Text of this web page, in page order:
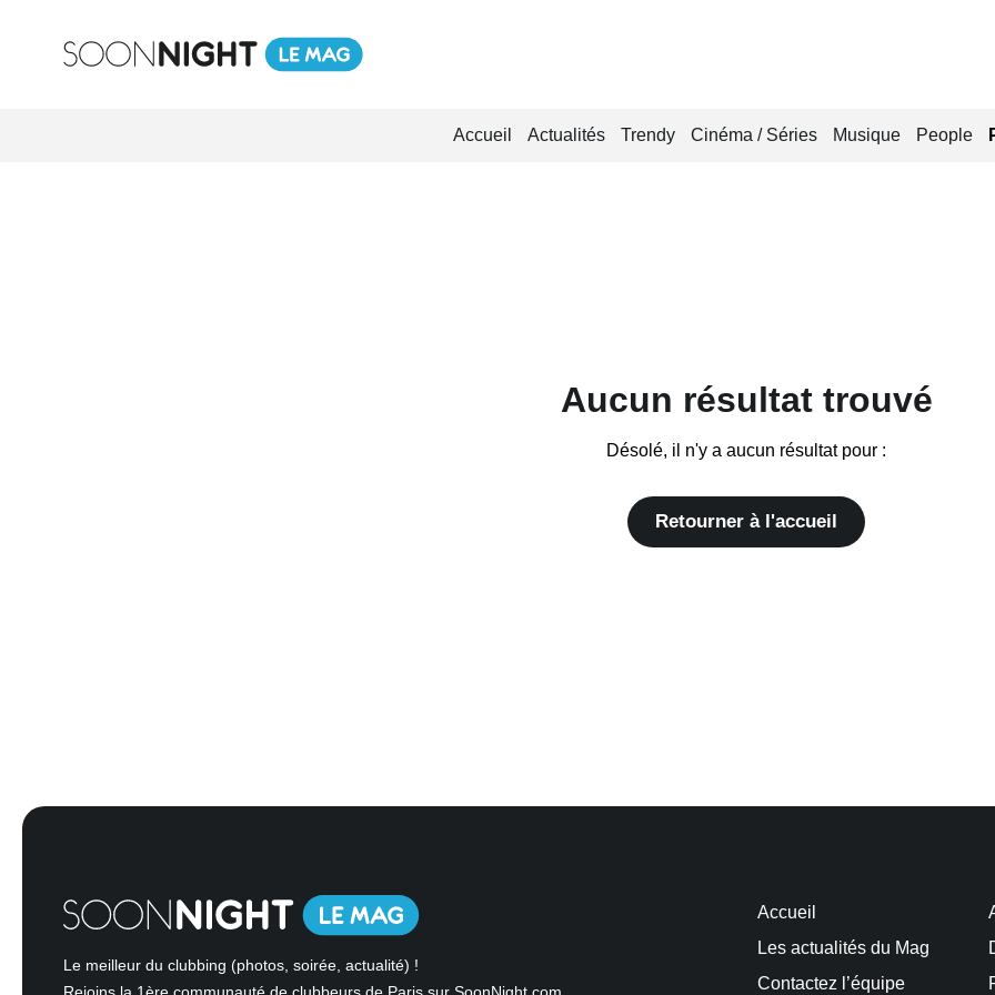
Accueil Actualités Trendy Cinéma / Séries Musique People
Aucun résultat trouvé
Désolé, il n'y a aucun résultat pour :
Retourner à l'accueil
Le meilleur du clubbing (photos, soirée, actualité) !
Accueil
Les actualités du Mag
Contactez l’équipe